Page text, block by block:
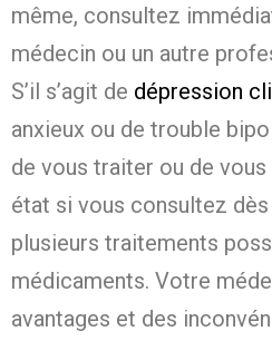
même, consultez
médecin ou un autre
S’il s’agit de dépression
anxieux ou de trouble
de vous traiter ou de
état si vous consultez
plusieurs traitements
médicaments. Votre
avantages et des